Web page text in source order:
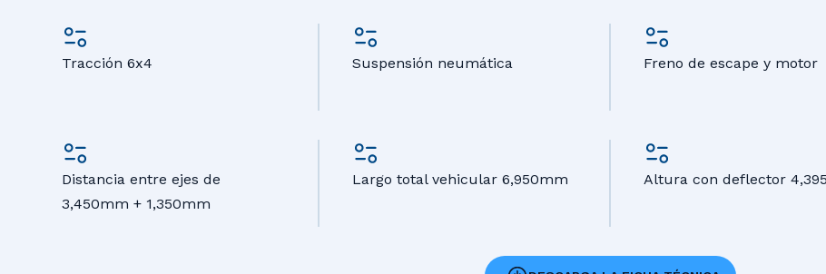
Tracción 6x4 Suspensión neumática Freno de escape y motor
Distancia entre ejes de
3,450mm + 1,350mm
Largo total vehicular 6,950mm Altura con deflector